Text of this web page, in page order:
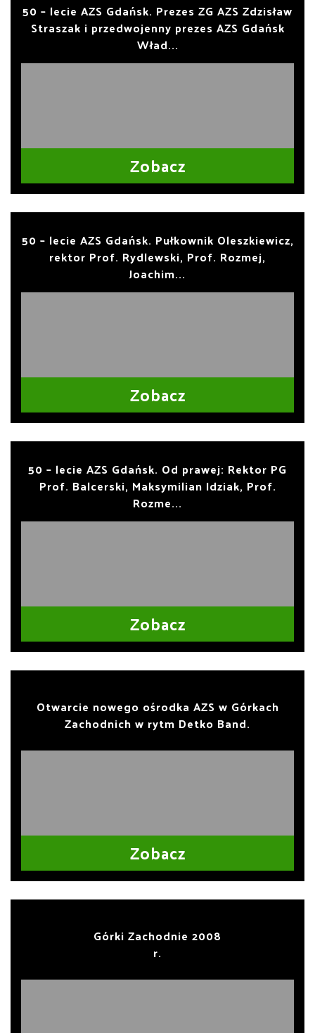
50 – lecie AZS Gdańsk. Prezes ZG AZS Zdzisław
Straszak i przedwojenny prezes AZS Gdańsk
Wład...
Zobacz
50 – lecie AZS Gdańsk. Pułkownik Oleszkiewicz,
rektor Prof. Rydlewski, Prof. Rozmej,
Joachim...
Zobacz
50 – lecie AZS Gdańsk. Od prawej: Rektor PG
Prof. Balcerski, Maksymilian Idziak, Prof.
Rozme...
Zobacz
Otwarcie nowego ośrodka AZS w Górkach
Zachodnich w rytm Detko Band.
Zobacz
Górki Zachodnie 2008
r.